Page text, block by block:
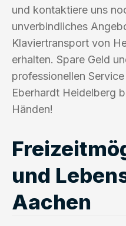
und kontaktiere uns
unverbindliches
Klaviertransport von
erhalten. Spare Geld
professionellen
Eberhardt Heidelberg
Händen!
und
Aachen